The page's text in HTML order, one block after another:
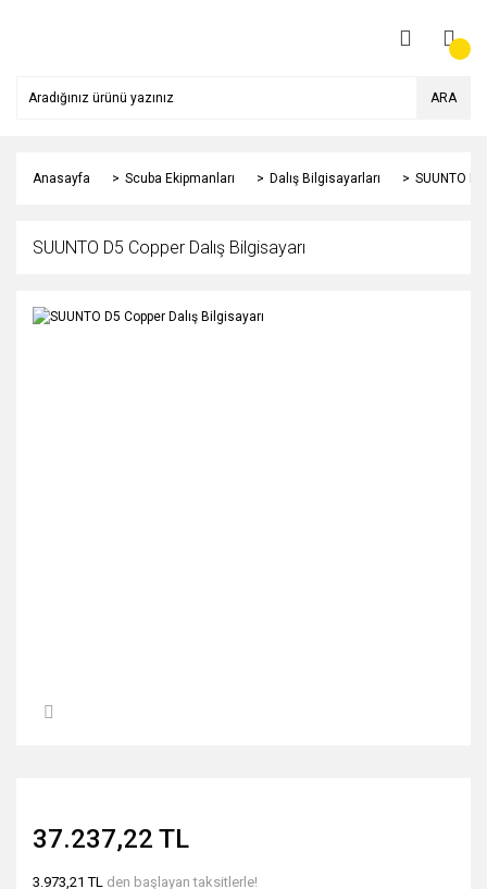
ARA
Anasayfa Scuba Ekipmanları Dalış Bilgisayarları SUUNTO
SUUNTO D5 Copper Dalış Bilgisayarı
37.237,22 TL
3.973,21 TL den başlayan taksitlerle!